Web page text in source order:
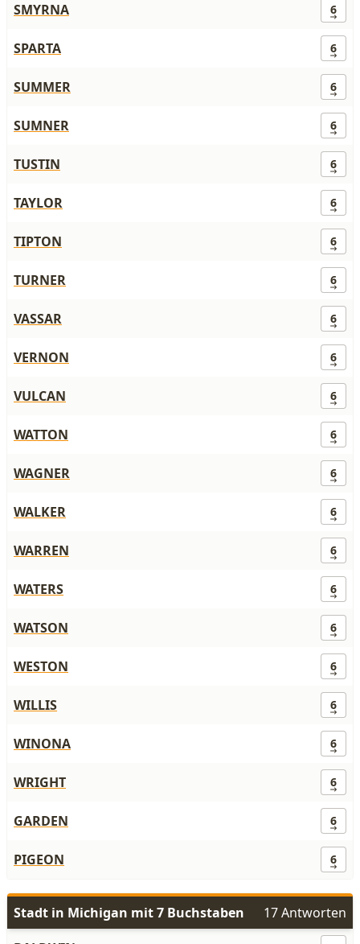
SMYRNA 6
SPARTA 6
SUMMER 6
SUMNER 6
TUSTIN 6
TAYLOR 6
TIPTON 6
TURNER 6
VASSAR 6
VERNON 6
VULCAN 6
WATTON 6
WAGNER 6
WALKER 6
WARREN 6
WATERS 6
WATSON 6
WESTON 6
WILLIS 6
WINONA 6
WRIGHT 6
GARDEN 6
PIGEON 6
Stadt in Michigan mit 7 Buchstaben
17 Antworten